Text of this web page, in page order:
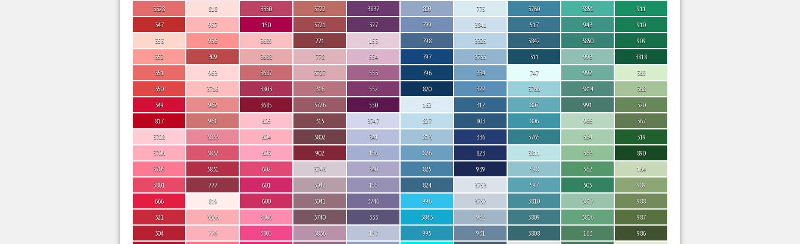
3328
347
353
352
351
350
349
817
3708
3706
3705
3801
666
321
304
818
957
956
309
963
3716
962
961
3833
3832
3831
777
819
3326
776
3350
150
3689
3688
3687
3803
3685
605
604
603
602
601
600
3806
3805
3722
3721
221
778
3727
316
3726
315
3802
902
3743
3042
3041
3740
3836
3837
327
153
554
553
552
550
3747
341
156
340
155
3746
333
157
809
799
798
797
796
820
162
827
813
826
825
824
996
3843
995
775
3841
3325
3755
334
322
312
803
336
823
939
3753
3752
932
931
3760
517
3842
311
747
3766
807
806
3765
3811
598
597
3810
3809
3808
3851
943
3850
993
992
3814
991
966
564
563
562
505
3817
3816
163
911
910
909
3818
369
368
320
367
319
890
164
989
988
987
986